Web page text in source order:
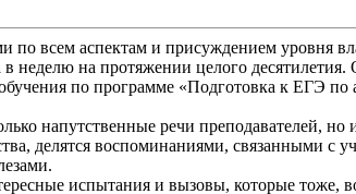
всем аспектам и присуждением уровня
в неделю на протяжении целого
по программе «Подготовка к ЕГЭ
напутственные речи преподавателей, но
делятся воспоминаниями, связанными
испытания и вызовы, которые тоже,